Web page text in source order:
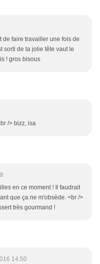
de faire travailler une fois de
sorti de ta jolie tête vaut le
! gros bisous
/> bizz, isa
en ce moment ! Il faudrait
que ça ne m'obsède. <br />
très gourmand !
14:50